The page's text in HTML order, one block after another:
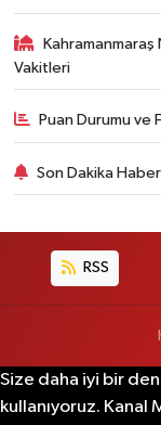
Kahramanmaraş
Vakitleri
Puan Durumu ve
Son Dakika
RSS
Size daha iyi bir
kullanıyoruz. Kanal